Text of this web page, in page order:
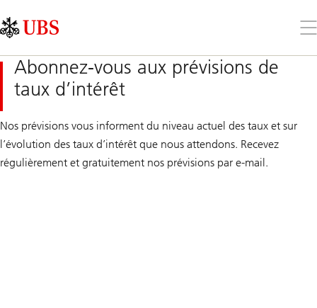
Links
Area
le
Abonnez-vous aux prévisions de
taux d’intérêt
Nos prévisions vous informent du niveau actuel des taux et sur
l’évolution des taux d’intérêt que nous attendons. Recevez
régulièrement et gratuitement nos prévisions par e-mail.